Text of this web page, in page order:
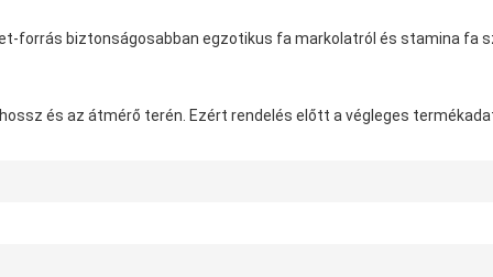
forrás biztonságosabban egzotikus fa markolatról és stamina fa
és az átmérő terén. Ezért rendelés előtt a végleges